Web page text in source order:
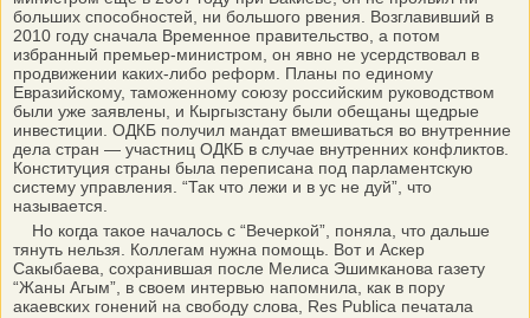
больших способностей, ни большого рвения. Возглавивший в
2010 году сначала Временное правительство, а потом
избранный премьер-министром, он явно не усердствовал в
продвижении каких-либо реформ. Планы по единому
Евразийскому, таможенному союзу российским руководством
были уже заявлены, и Кыргызстану были обещаны щедрые
инвестиции. ОДКБ получил мандат вмешиваться во внутренние
дела стран — участниц ОДКБ в случае внутренних конфликтов.
Конституция страны была переписана под парламентскую
систему управления. “Так что лежи и в ус не дуй”, что
называется.
Но когда такое началось с “Вечеркой”, поняла, что дальше
тянуть нельзя. Коллегам нужна помощь. Вот и Аскер
Сакыбаева, сохранившая после Мелиса Эшимканова газету
“Жаны Агым”, в своем интервью напомнила, как в пору
акаевских гонений на свободу слова, Res Publica печатала